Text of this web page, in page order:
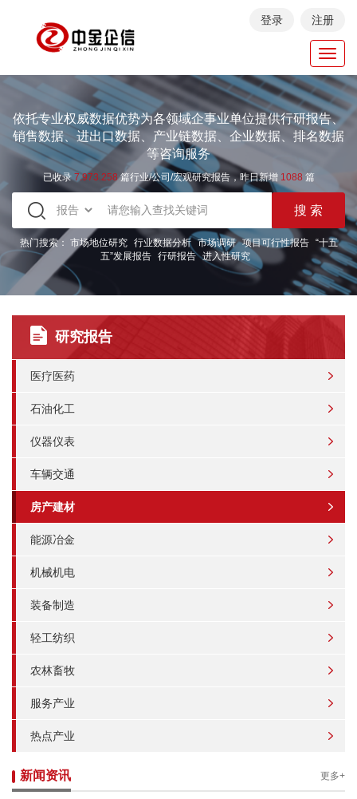
登录 注册
依托专业权威数据优势为各领域企事业单位提供行研报告、
销售数据、进出口数据、产业链数据、企业数据、排名数据
等咨询服务
已收录7.973.258篇行业/公司/宏观研究报告，昨日新增 1088 篇
热门搜索： 市场地位研究 行业数据分析 市场调研 项目可行性报告
“十五
五”发展报告 行研报告 进入性研究
研究报告
医疗医药
石油化工
仪器仪表
车辆交通
房产建材
能源冶金
机械机电
装备制造
轻工纺织
农林畜牧
服务产业
热点产业
新闻资讯 更多+